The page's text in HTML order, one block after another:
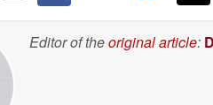
Editor of theoriginal article: